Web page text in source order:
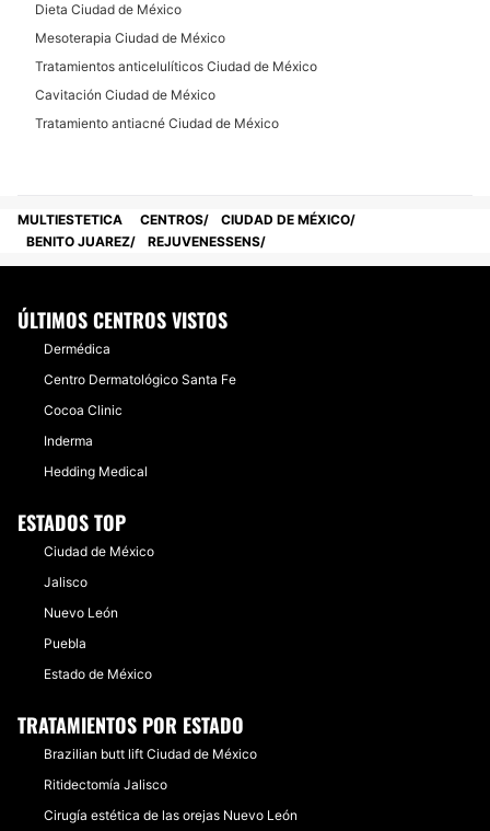
Dieta Ciudad de México
Mesoterapia Ciudad de México
Tratamientos anticelulíticos Ciudad de México
Cavitación Ciudad de México
Tratamiento antiacné Ciudad de México
MULTIESTETICA CENTROS
CIUDAD DE MÉXICO
BENITO JUAREZ
REJUVENESSENS
ÚLTIMOS CENTROS VISTOS
Dermédica
Centro Dermatológico Santa Fe
Cocoa Clinic
Inderma
Hedding Medical
ESTADOS TOP
Ciudad de México
Jalisco
Nuevo León
Puebla
Estado de México
TRATAMIENTOS POR ESTADO
Brazilian butt lift Ciudad de México
Ritidectomía Jalisco
Cirugía estética de las orejas Nuevo León